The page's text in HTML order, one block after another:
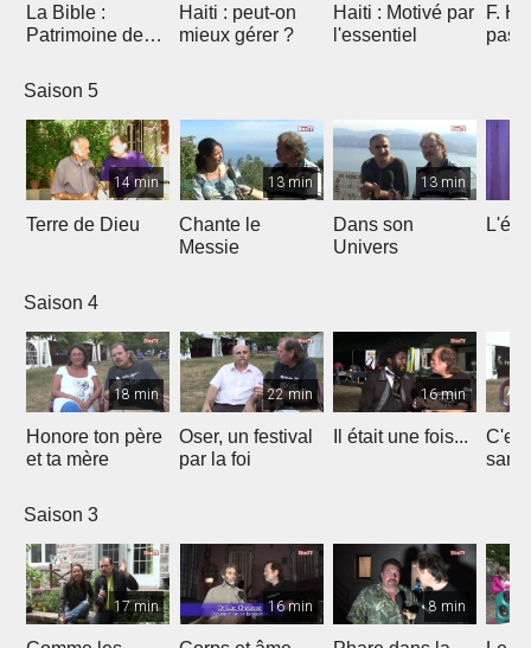
La Bible :
Patrimoine de
Marseille
Haiti : peut-on
mieux gérer ?
Haiti : Motivé par
l'essentiel
F.
pas
Saison 5
14 min
Terre de Dieu
13 min
Chante le
Messie
13 min
Dans son
Univers
Saison 4
18 min
Honore ton père
et ta mère
22 min
Oser, un festival
par la foi
16 min
Il était une fois...
Saison 3
17 min 16 min 8 min